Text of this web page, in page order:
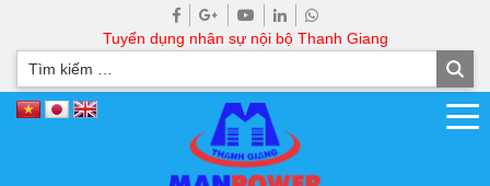
Tuyển dụng nhân sự nội bộ Thanh Giang